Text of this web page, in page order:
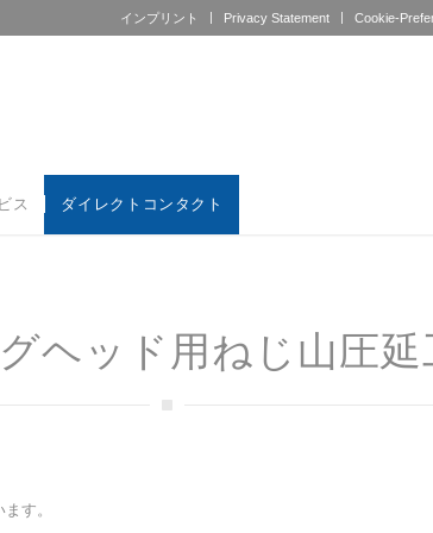
インプリント Privacy Statement Cookie-
ス ダイレクトコンタクト
ヘッド用ねじ山圧延
す。